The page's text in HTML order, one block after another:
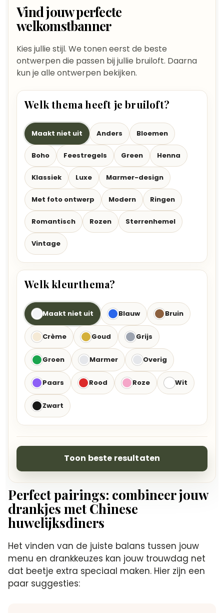
Vind jouw perfecte
welkomstbanner
Kies jullie stijl. We tonen eerst de beste
ontwerpen die passen bij jullie bruiloft. Daarna
kun je alle ontwerpen bekijken.
Welk thema heeft je bruiloft?
Maakt niet uit Anders Bloemen
Boho Feestregels Green Henna
Klassiek Luxe Marmer-design
Met foto ontwerp Modern Ringen
Romantisch Rozen Sterrenhemel
Vintage
Welk kleurthema?
Maakt niet uit Blauw Bruin
Crème Goud Grijs
Groen Marmer Overig
Paars Rood Roze Wit
Zwart
Toon beste resultaten
Perfect pairings: combineer jouw
drankjes met Chinese
huwelijksdiners
Het vinden van de juiste balans tussen jouw
menu en drankkeuzes kan jouw trouwdag net
dat beetje extra speciaal maken. Hier zijn een
paar suggesties: